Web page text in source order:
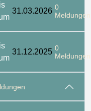
31.03.2026 0
Meldungen
31.12.2025 0
Meldungen